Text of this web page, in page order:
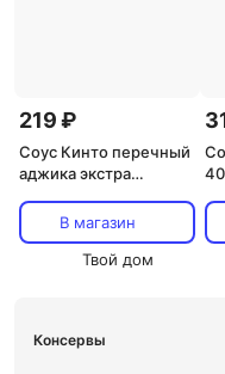
219 ₽
Соус Кинто перечный
аджика экстра
В магазин
Твой дом
Консервы